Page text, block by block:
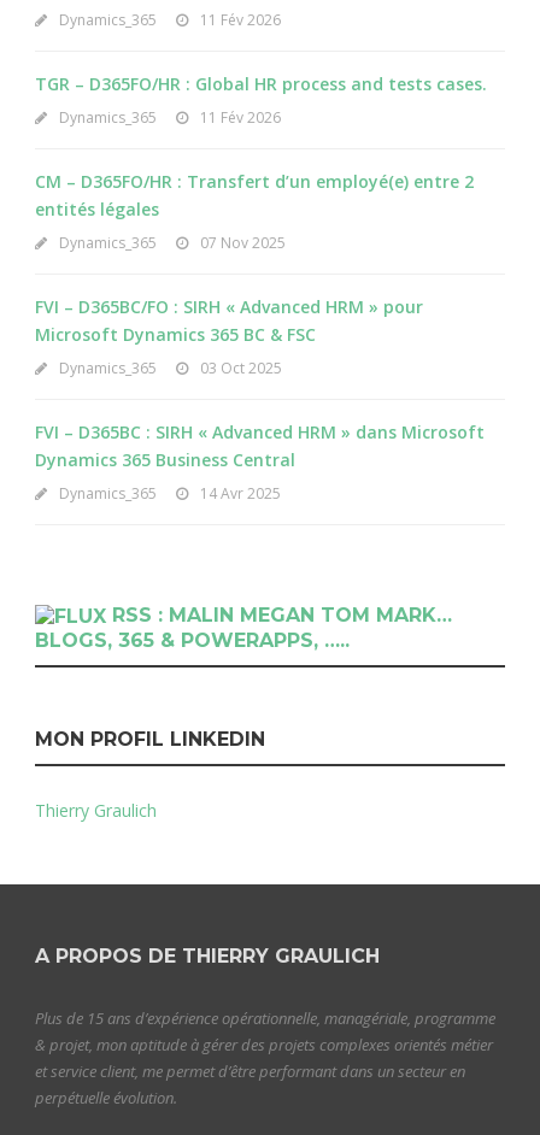
Dynamics_365 11 Fév 2026
TGR – D365FO/HR : Global HR process and tests cases.
Dynamics_365 11 Fév 2026
CM – D365FO/HR : Transfert d’un employé(e) entre 2
entités légales
Dynamics_365 07 Nov 2025
FVI – D365BC/FO : SIRH « Advanced HRM » pour
Microsoft Dynamics 365 BC & FSC
Dynamics_365 03 Oct 2025
FVI – D365BC : SIRH « Advanced HRM » dans Microsoft
Dynamics 365 Business Central
Dynamics_365 14 Avr 2025
RSS : MALIN MEGAN TOM MARK…
BLOGS, 365 & POWERAPPS, …..
MON PROFIL LINKEDIN
Thierry Graulich
A PROPOS DE THIERRY GRAULICH
Plus de 15 ans d’expérience opérationnelle, managériale, programme
& projet, mon aptitude à gérer des projets complexes orientés métier
et service client, me permet d’être performant dans un secteur en
perpétuelle évolution.